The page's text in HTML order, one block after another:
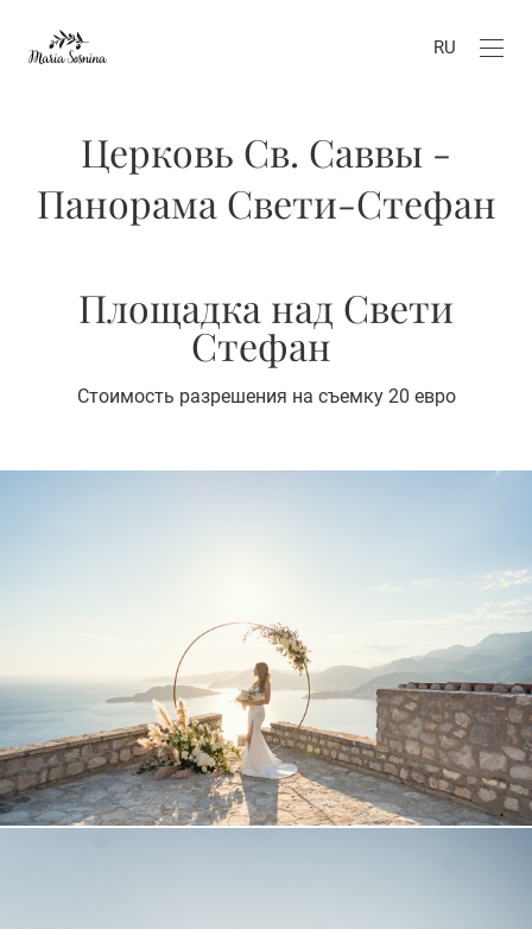
RU
Церковь Св. Саввы -
Панорама Свети-Стефан
Площадка над Свети
Стефан
Стоимость разрешения на съемку 20 евро